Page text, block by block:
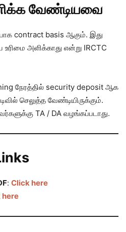
வேண்டியவை
contract basis ஆகும். இது
அளிக்காது என்று IRCTC
நேரத்தில் security deposit ஆக
செலுத்த வேண்டியிருக்கும்.
TA / DA வழங்கப்படாது.
: Click here
here